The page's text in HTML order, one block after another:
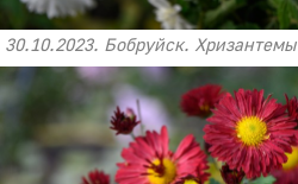
30.10.2023. Бобруйск.